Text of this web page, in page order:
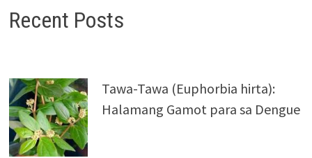
Recent Posts
Tawa-Tawa (Euphorbia hirta):
Halamang Gamot para sa Dengue